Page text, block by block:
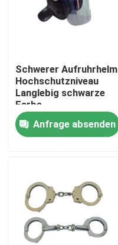
Schwerer Aufruhrhelm
Hochschutzniveau
Langlebig schwarze
Farbe
Anfrage absenden